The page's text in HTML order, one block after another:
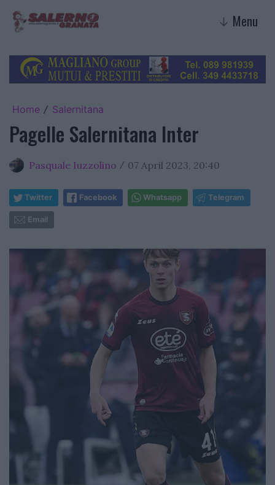
↓ Menu
Home / Salernitana
Pagelle Salernitana Inter
Pasquale Iuzzolino / 07 April 2023, 20:40
Twitter Facebook Whatsapp Telegram
Email